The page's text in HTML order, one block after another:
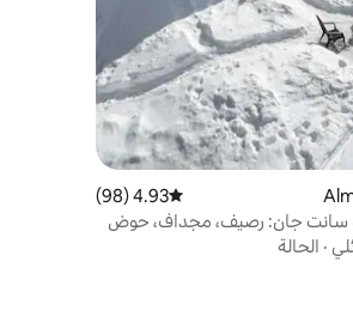
متوسط التقييم 4.93 من 5، 98 مراجعات
4.93 (98)
6 لاك سانت جان: رصيف، مجداف، حوض
· الحالة